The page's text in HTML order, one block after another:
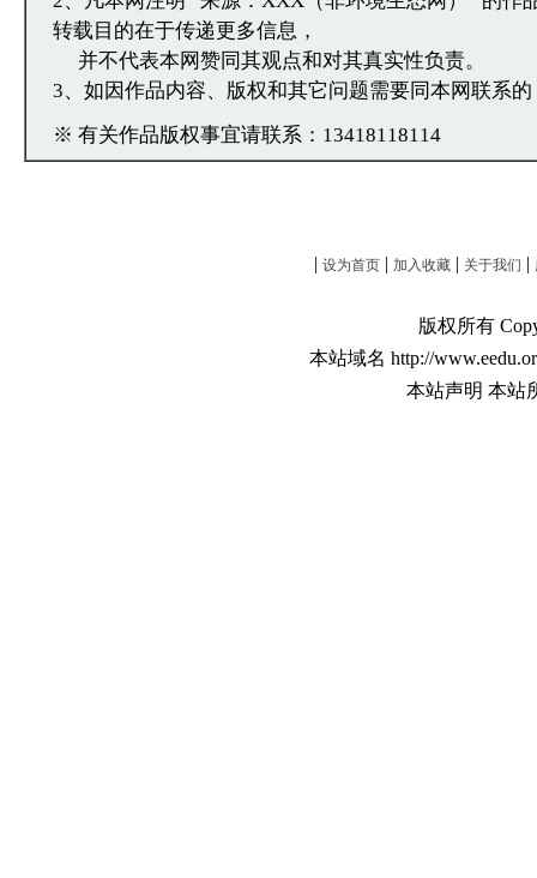
转载目的在于传递更多信息，
并不代表本网赞同其观点和对其真实性负责。
3、如因作品内容、版权和其它问题需要同本网联系
※ 有关作品版权事宜请联系：13418118114
| 设为首页| 加入收藏| 关于我们 |
版权所有
本站域名 http://
本站声明 本站